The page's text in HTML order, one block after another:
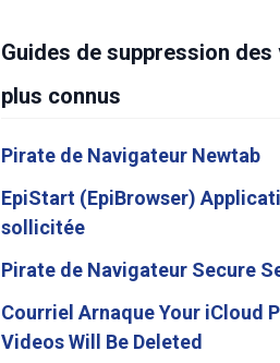
Guides de suppression des
plus connus
Pirate de Navigateur Newtab
EpiStart (EpiBrowser)
sollicitée
Pirate de Navigateur Secure
Courriel Arnaque Your iCloud
Videos Will Be Deleted